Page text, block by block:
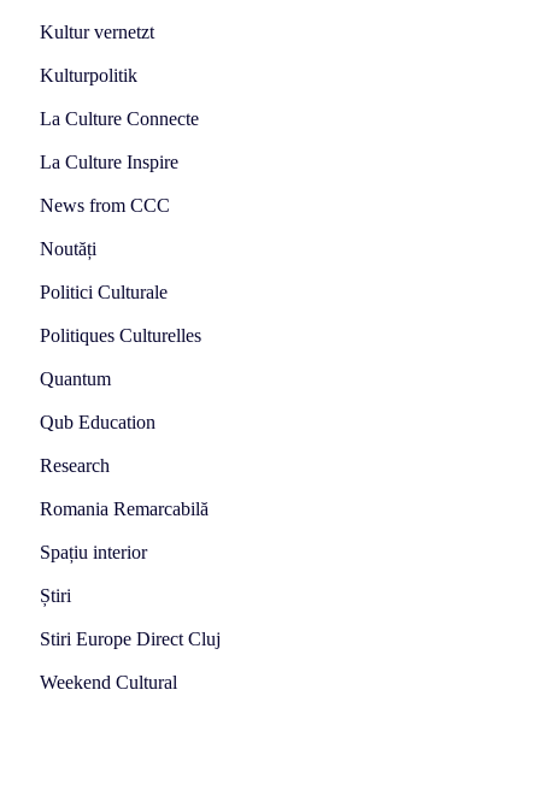
Kultur vernetzt
Kulturpolitik
La Culture Connecte
La Culture Inspire
News from CCC
Noutăți
Politici Culturale
Politiques Culturelles
Quantum
Qub Education
Research
Romania Remarcabilă
Spațiu interior
Știri
Stiri Europe Direct Cluj
Weekend Cultural